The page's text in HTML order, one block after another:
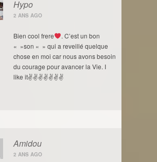
Hypo
2 ANS AGO
Bien cool frere
. C’est un bon
« »son « » qui a reveillé quelque
chose en moi car nous avons besoin
du courage pour avancer la Vie. I
like it✌✌✌✌✌✌✌
Amidou
2 ANS AGO